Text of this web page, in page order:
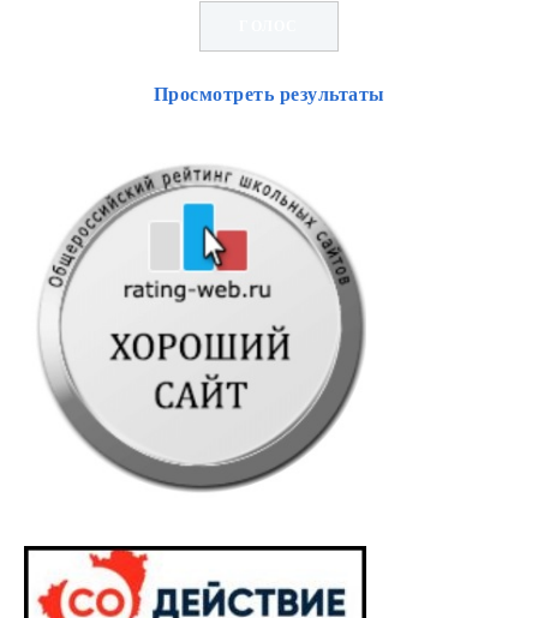
Просмотреть результаты